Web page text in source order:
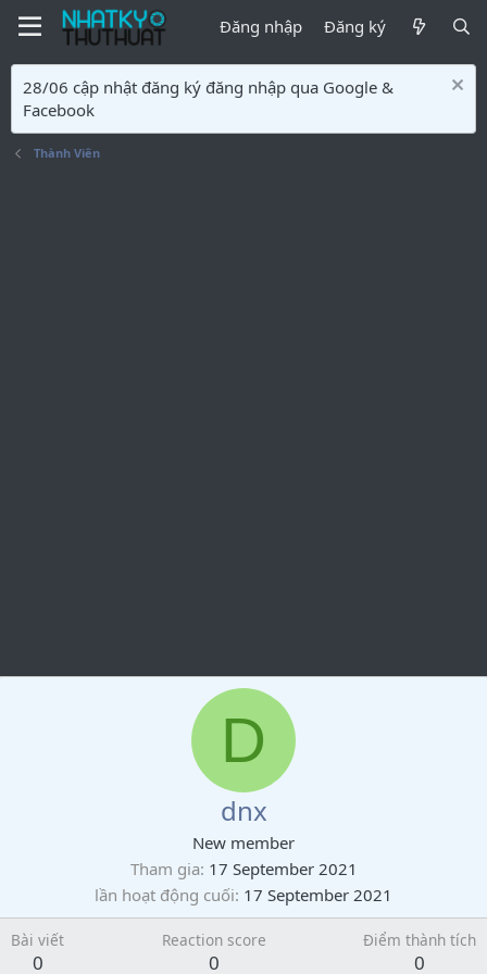
Đăng nhập Đăng ký
28/06 cập nhật đăng ký đăng nhập qua Google &
Facebook
Thành Viên
D
dnx
New member
Tham gia 17 September 2021
lần hoạt động cuối 17 September 2021
Bài viết
0
Reaction score
0
Điểm thành tích
0